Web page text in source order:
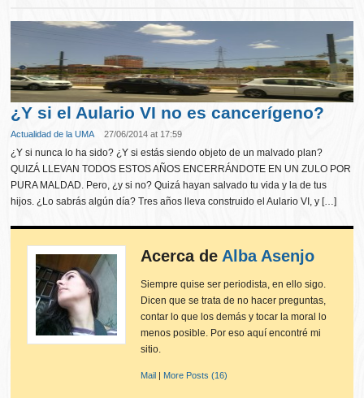
¿Y si el Aulario VI no es cancerígeno?
Actualidad de la UMA 27/06/2014 at 17:59
¿Y si nunca lo ha sido? ¿Y si estás siendo objeto de un malvado plan?
QUIZÁ LLEVAN TODOS ESTOS AÑOS ENCERRÁNDOTE EN UN ZULO POR
PURA MALDAD. Pero, ¿y si no? Quizá hayan salvado tu vida y la de tus
hijos. ¿Lo sabrás algún día? Tres años lleva construido el Aulario VI, y […]
Acerca de Alba Asenjo
Siempre quise ser periodista, en ello sigo.
Dicen que se trata de no hacer preguntas,
contar lo que los demás y tocar la moral lo
menos posible. Por eso aquí encontré mi
sitio.
Mail | More Posts (16)